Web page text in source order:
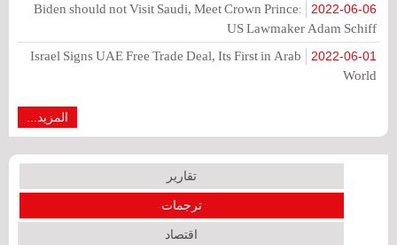
2022-06-06
Biden should not Visit Saudi, Meet Crown Prince:
US Lawmaker Adam Schiff
2022-06-01
Israel Signs UAE Free Trade Deal, Its First in Arab
World
المزيد...
تقارير
ترجمات
اقتصاد